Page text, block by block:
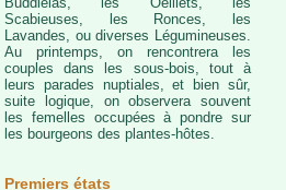
Scabieuses, les Ronces, les
Lavandes, ou diverses Légumineuses.
Au printemps, on rencontrera les
couples dans les sous-bois, tout à
leurs parades nuptiales, et bien sûr,
suite logique, on observera souvent
les femelles occupées à pondre sur
les bourgeons des plantes-hôtes.
Premiers états